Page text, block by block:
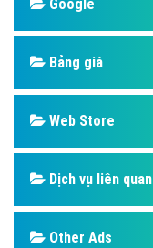
Google
Bảng giá
Web Store
Dịch vụ liên quan
Other Ads